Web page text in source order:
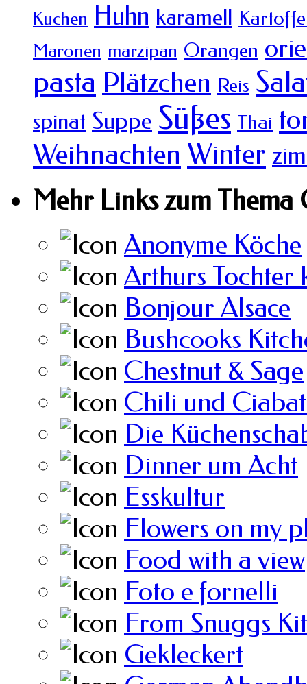
Kuchen Huhn karamell
Maronen marzipan Orangen
pasta Plätzchen Reis
spinat Suppe Süßes Thai
Weihnachten Winter
Mehr Links zum Thema
Anonyme Köche
Arthurs Tochter
Bonjour Alsace
Bushcooks
Chestnut & Sage
Chili und
Die
Dinner um Acht
Esskultur
Flowers on my
Food with a view
Foto e fornelli
From Snuggs
Gekleckert